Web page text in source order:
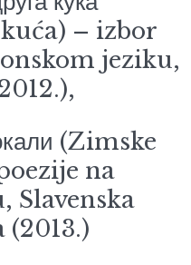
– izbor
jeziku,
(Zimske
na
Slavenska